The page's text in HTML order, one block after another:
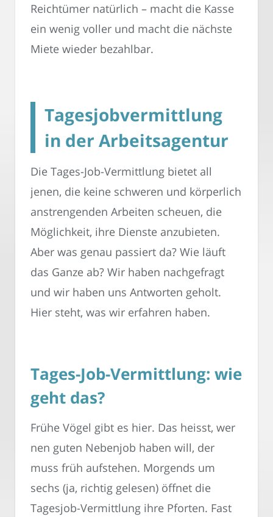
Reichtümer natürlich – macht die Kasse
ein wenig voller und macht die nächste
Miete wieder bezahlbar.
Tagesjobvermittlung
in der Arbeitsagentur
Die Tages-Job-Vermittlung bietet all
jenen, die keine schweren und körperlich
anstrengenden Arbeiten scheuen, die
Möglichkeit, ihre Dienste anzubieten.
Aber was genau passiert da? Wie läuft
das Ganze ab? Wir haben nachgefragt
und wir haben uns Antworten geholt.
Hier steht, was wir erfahren haben.
Tages-Job-Vermittlung: wie
geht das?
Frühe Vögel gibt es hier. Das heisst, wer
nen guten Nebenjob haben will, der
muss früh aufstehen. Morgends um
sechs (ja, richtig gelesen) öffnet die
Tagesjob-Vermittlung ihre Pforten. Fast